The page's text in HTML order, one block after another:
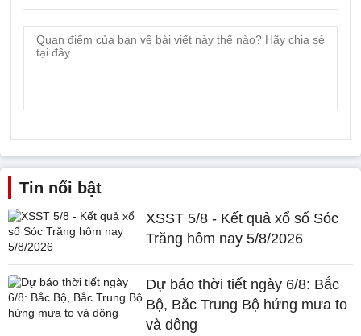
Tin nổi bật
XSST 5/8 - Kết quả xổ số Sóc
Trăng hôm nay 5/8/2026
Dự báo thời tiết ngày 6/8: Bắc
Bộ, Bắc Trung Bộ hứng mưa to
và dông